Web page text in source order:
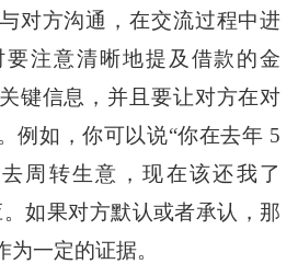
对方沟通，在交流过程中进
注意清晰地提及借款的金
键信息，并且要让对方在对
例如，你可以说“你在去年 5
周转生意，现在该还我了
如果对方默认或者承认，那
一定的证据。